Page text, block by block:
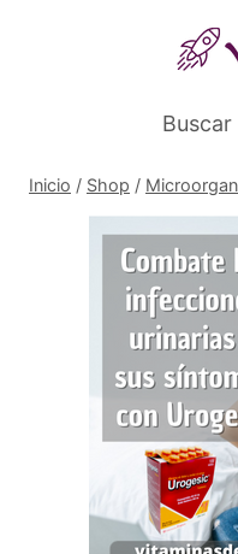
Inicio / Shop /